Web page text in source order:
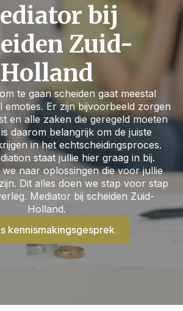
bij
Zuid-
Holland
te gaan scheiden gaat meestal
emoties. Er zijn bijvoorbeeld zorgen
en alle zaken die geregeld moeten
daarom belangrijk om de juiste
in het echtscheidingsproces.
staat jullie hier graag in bij.
naar oplossingen die voor jullie
Dit alles doen we stap voor stap
Mediator bij scheiden Zuid-
Holland.
kennismakingsgesprek